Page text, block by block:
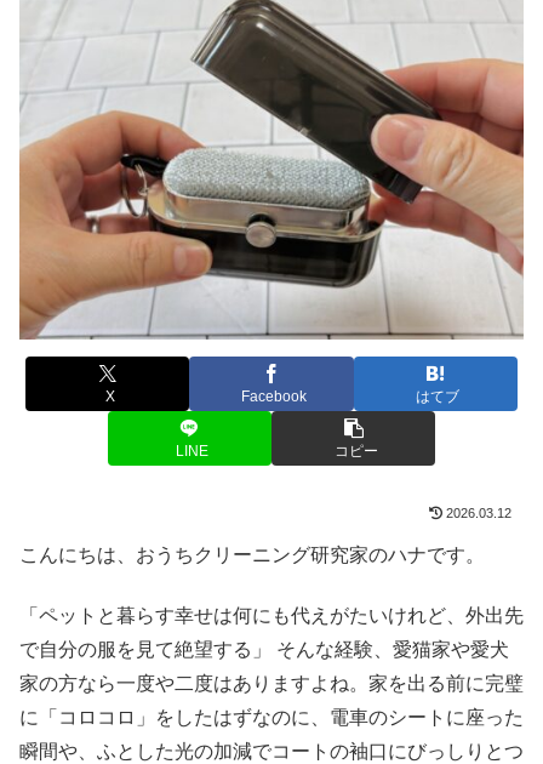
X Facebook はてブ
LINE コピー
2026.03.12
こんにちは、おうちクリーニング研究家のハナです。
「ペットと暮らす幸せは何にも代えがたいけれど、外出先
で自分の服を見て絶望する」 そんな経験、愛猫家や愛犬
家の方なら一度や二度はありますよね。家を出る前に完璧
に「コロコロ」をしたはずなのに、電車のシートに座った
瞬間や、ふとした光の加減でコートの袖口にびっしりとつ